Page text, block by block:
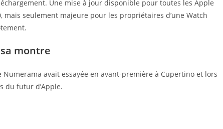
Une mise à jour disponible pour toutes les Apple
seulement majeure pour les propriétaires d’une Watch
montre
avait essayée en avant-première à Cupertino et lors
du futur d’Apple.